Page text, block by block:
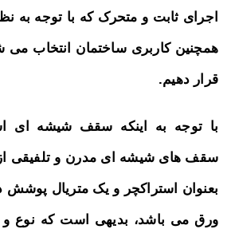
اجرای ثابت و متحرک که با توجه به
همچنین کاربری ساختمان انتخاب می
قرار دهیم.
با توجه به اینکه سقف شیشه ای
سقف های شیشه ای مدرن و تلفیقی از
بعنوان استراکچر و یک متریال پوشش
ورق می باشد، بدیهی است که نوع و